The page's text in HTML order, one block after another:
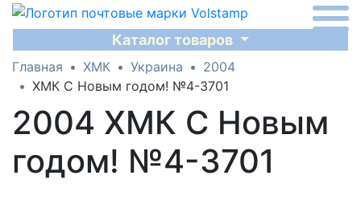
Каталог товаров
Главная ХМК Украина
2004
ХМК С Новым годом! №4-3701
2004 ХМК С Новым
годом! №4-3701